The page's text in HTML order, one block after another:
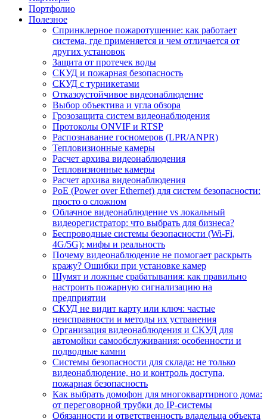
Портфолио
Полезное
Спринклерное пожаротушение: как работает
система, где применяется и чем отличается от
других установок
Защита от протечек воды
СКУД и пожарная безопасность
СКУД с турникетами
Отказоустойчивое видеонаблюдение
Выбор объектива и угла обзора
Грозозащита систем видеонаблюдения
Протоколы ONVIF и RTSP
Распознавание госномеров (LPR/ANPR)
Тепловизионные камеры
Расчет архива видеонаблюдения
Тепловизионные камеры
Расчет архива видеонаблюдения
PoE (Power over Ethernet) для систем безопасности:
просто о сложном
Облачное видеонаблюдение vs локальный
видеорегистратор: что выбрать для бизнеса?
Беспроводные системы безопасности (Wi-Fi,
4G/5G): мифы и реальность
Почему видеонаблюдение не помогает раскрыть
кражу? Ошибки при установке камер
Шумят и ложные срабатывания: как правильно
настроить пожарную сигнализацию на
предприятии
СКУД не видит карту или ключ: частые
неисправности и методы их устранения
Организация видеонаблюдения и СКУД для
автомойки самообслуживания: особенности и
подводные камни
Системы безопасности для склада: не только
видеонаблюдение, но и контроль доступа,
пожарная безопасность
Как выбрать домофон для многоквартирного дома:
от переговорной трубки до IP-системы
Обязанности и ответственность владельца объекта